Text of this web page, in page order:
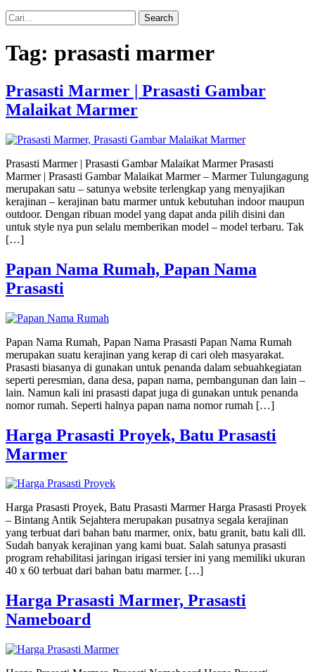
Search
Tag: prasasti marmer
Prasasti Marmer | Prasasti Gambar
Malaikat Marmer
Prasasti Marmer | Prasasti Gambar Malaikat Marmer Prasasti
Marmer | Prasasti Gambar Malaikat Marmer – Marmer Tulungagung
merupakan satu – satunya website terlengkap yang menyajikan
kerajinan – kerajinan batu marmer untuk kebutuhan indoor maupun
outdoor. Dengan ribuan model yang dapat anda pilih disini dan
untuk style nya pun selalu memberikan model – model terbaru. Tak
[…]
Papan Nama Rumah, Papan Nama
Prasasti
Papan Nama Rumah, Papan Nama Prasasti Papan Nama Rumah
merupakan suatu kerajinan yang kerap di cari oleh masyarakat.
Prasasti biasanya di gunakan untuk penanda dalam sebuahkegiatan
seperti peresmian, dana desa, papan nama, pembangunan dan lain –
lain. Namun kali ini prasasti dapat juga di gunakan untuk penanda
nomor rumah. Seperti halnya papan nama nomor rumah […]
Harga Prasasti Proyek, Batu Prasasti
Marmer
Harga Prasasti Proyek, Batu Prasasti Marmer Harga Prasasti Proyek
– Bintang Antik Sejahtera merupakan pusatnya segala kerajinan
yang terbuat dari bahan batu marmer, onix, batu granit, batu kali dll.
Sudah banyak kerajinan yang kami buat. Salah satunya prasasti
program rehabilitasi jaringan irigasi tersier ini yang memiliki ukuran
40 x 60 terbuat dari bahan batu marmer. […]
Harga Prasasti Marmer, Prasasti
Nameboard